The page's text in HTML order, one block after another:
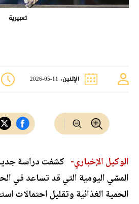
تعبيرية
الإثنين، 11-05-2026
الوكيل الإخباري- كشفت دراسة
المشي اليومية التي قد تساعد في
الحمية الغذائية وتقليل احتمالات